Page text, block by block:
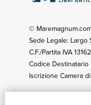
©
Sede Legale: Largo
C.F./Partita IVA
Codice Destinatario
Iscrizione Camera